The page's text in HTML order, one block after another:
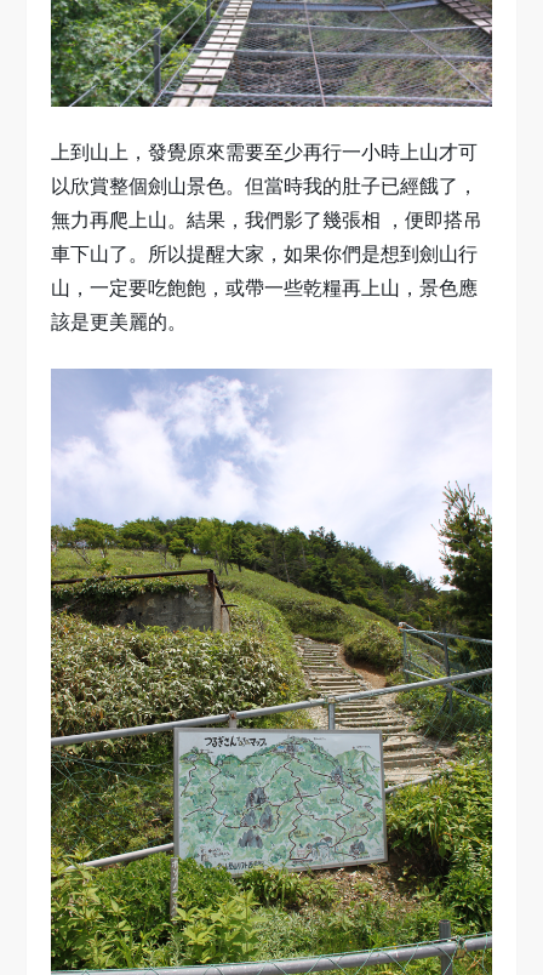
上到山上，發覺原來需要至少再行一小時上山才可
以欣賞整個劍山景色。但當時我的肚子已經餓了，
無力再爬上山。結果，我們影了幾張相 ，便即搭吊
車下山了。所以提醒大家，如果你們是想到劍山行
山，一定要吃飽飽，或帶一些乾糧再上山，景色應
該是更美麗的。